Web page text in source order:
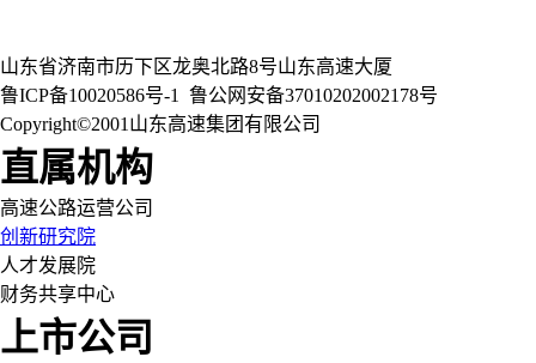
山东省济南市历下区龙奥北路8号山东高速大厦
鲁ICP备10020586号-1
鲁公网安备37010202002178号
Copyright©2001山东高速集团有限公司
直属机构
高速公路运营公司
创新研究院
人才发展院
财务共享中心
上市公司